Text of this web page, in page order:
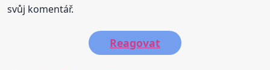
svůj komentář.
Reagovat